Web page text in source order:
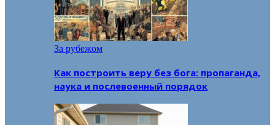
За рубежом
Как построить веру без бога: пропаганда,
наука и послевоенный порядок